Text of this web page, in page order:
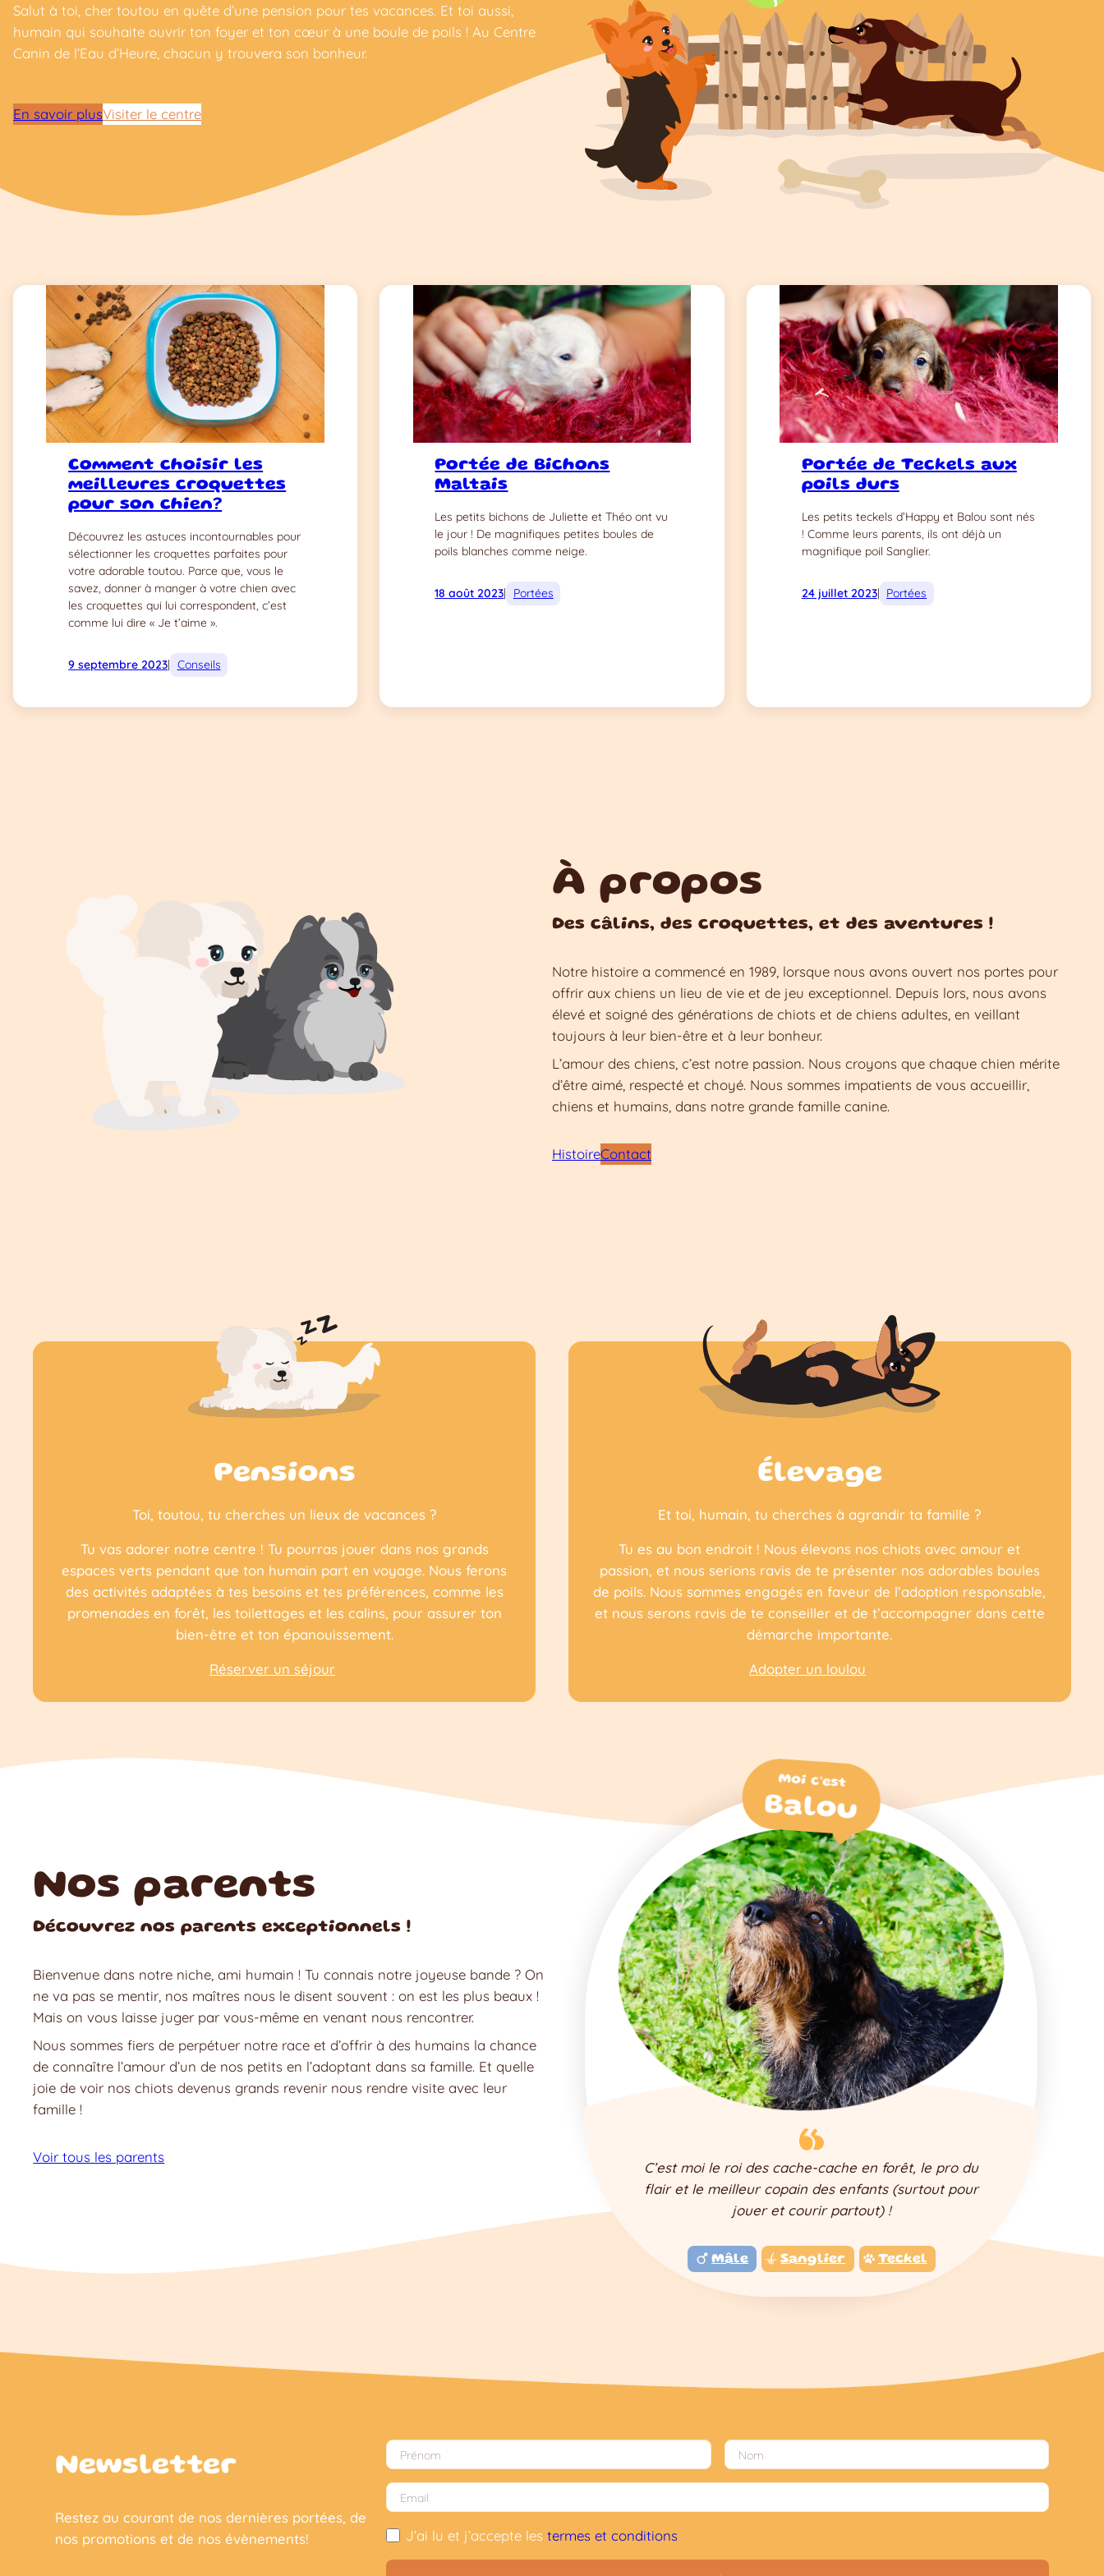
Salut à toi, cher toutou en quête d’une pension pour tes vacances. Et toi aussi,
humain qui souhaite ouvrir ton foyer et ton cœur à une boule de poils ! Au Centre
Canin de l’Eau d’Heure, chacun y trouvera son bonheur.
En savoir plusVisiter le centre
Comment choisir les
meilleures croquettes
pour son chien?
Découvrez les astuces incontournables pour
sélectionner les croquettes parfaites pour
votre adorable toutou. Parce que, vous le
savez, donner à manger à votre chien avec
les croquettes qui lui correspondent, c’est
comme lui dire « Je t’aime ».
9 septembre 2023| Conseils
Portée de Bichons
Maltais
Les petits bichons de Juliette et Théo ont vu
le jour ! De magnifiques petites boules de
poils blanches comme neige.
18 août 2023| Portées
Portée de Teckels aux
poils durs
Les petits teckels d’Happy et Balou sont nés
! Comme leurs parents, ils ont déjà un
magnifique poil Sanglier.
24 juillet 2023| Portées
À propos
Des câlins, des croquettes, et des aventures !
Notre histoire a commencé en 1989, lorsque nous avons ouvert nos portes pour
offrir aux chiens un lieu de vie et de jeu exceptionnel. Depuis lors, nous avons
élevé et soigné des générations de chiots et de chiens adultes, en veillant
toujours à leur bien-être et à leur bonheur.
L’amour des chiens, c’est notre passion. Nous croyons que chaque chien mérite
d’être aimé, respecté et choyé. Nous sommes impatients de vous accueillir,
chiens et humains, dans notre grande famille canine.
HistoireContact
Pensions
Toi, toutou, tu cherches un lieux de vacances ?
Tu vas adorer notre centre ! Tu pourras jouer dans nos grands
espaces verts pendant que ton humain part en voyage. Nous ferons
des activités adaptées à tes besoins et tes préférences, comme les
promenades en forêt, les toilettages et les calins, pour assurer ton
bien-être et ton épanouissement.
Réserver un séjour
Élevage
Et toi, humain, tu cherches à agrandir ta famille ?
Tu es au bon endroit ! Nous élevons nos chiots avec amour et
passion, et nous serions ravis de te présenter nos adorables boules
de poils. Nous sommes engagés en faveur de l’adoption responsable,
et nous serons ravis de te conseiller et de t’accompagner dans cette
démarche importante.
Adopter un loulou
Nos parents
Découvrez nos parents exceptionnels !
Bienvenue dans notre niche, ami humain ! Tu connais notre joyeuse bande ? On
ne va pas se mentir, nos maîtres nous le disent souvent : on est les plus beaux !
Mais on vous laisse juger par vous-même en venant nous rencontrer.
Nous sommes fiers de perpétuer notre race et d’offrir à des humains la chance
de connaître l’amour d’un de nos petits en l’adoptant dans sa famille. Et quelle
joie de voir nos chiots devenus grands revenir nous rendre visite avec leur
famille !
Voir tous les parents
Moi c’est
Balou
C’est moi le roi des cache-cache en forêt, le pro du
flair et le meilleur copain des enfants (surtout pour
jouer et courir partout) !
Mâle Sanglier Teckel
Newsletter
Restez au courant de nos dernières portées, de
nos promotions et de nos évènements!
J’ai lu et j’accepte les termes et conditions